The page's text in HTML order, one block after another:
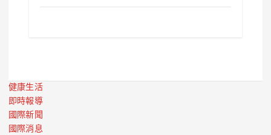
健康生活
即時報導
國際新聞
國際消息